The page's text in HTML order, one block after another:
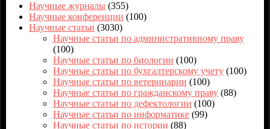
Научные журналы (355)
Научные конференции (100)
Научные статьи (3030)
Научные статьи по административному праву
(100)
Научные статьи по биологии (100)
Научные статьи по бухгалтерскому учету (100)
Научные статьи по ветеринарии (100)
Научные статьи по гражданскому праву (88)
Научные статьи по дефектологии (100)
Научные статьи по информатике (99)
Научные статьи по истории (88)